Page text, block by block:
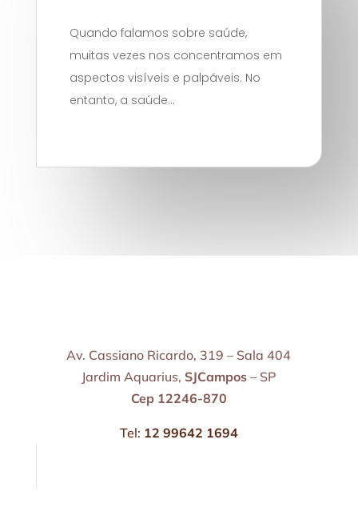
Quando falamos sobre saúde,
muitas vezes nos concentramos em
aspectos visíveis e palpáveis. No
entanto, a saúde...
Av. Cassiano Ricardo, 319 – Sala 404
Jardim Aquarius, SJCampos – SP
Cep 12246-870
Tel: 12 99642 1694